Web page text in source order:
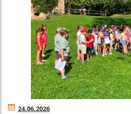
24.06.2026